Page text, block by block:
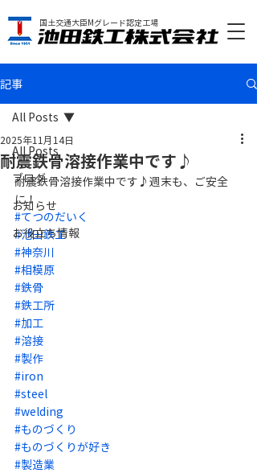
国土交通大臣Mグレード認定工場
記事
All Posts
ブログ
お知らせ
お役立ち情報
All Posts
耐震鉄骨溶接作業中です♪
2025年11月14日
耐震鉄骨溶接作業中です♪週末も、ご安全
に！
#てつのだいく
#池田鉄工
#神奈川
#相模原
#鉄骨
#鉄工所
#加工
#溶接
#製作
#iron
#steel
#welding
#ものづくり
#ものづくりが好き
#製造業